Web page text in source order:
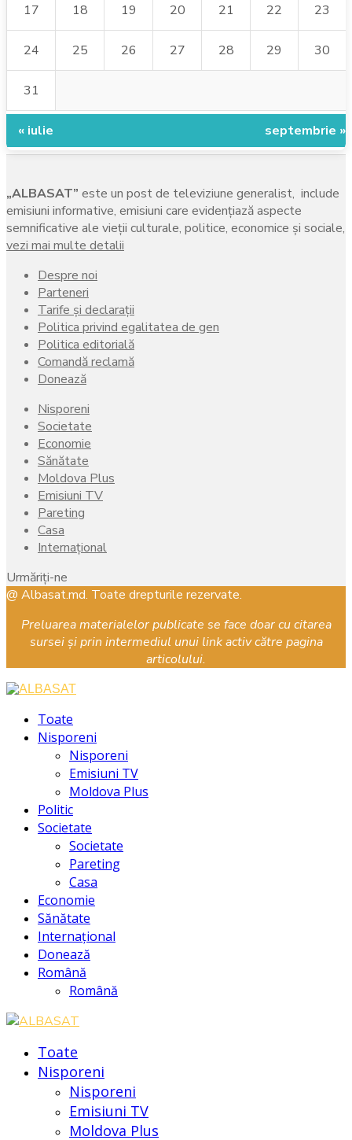
17 18 19 20 21 22 23
24 25 26 27 28 29 30
31
« iulie septembrie »
„ALBASAT” este un post de televiziune generalist, include
emisiuni informative, emisiuni care evidenţiază aspecte
semnificative ale vieţii culturale, politice, economice şi sociale,
vezi mai multe detalii
Despre noi
Parteneri
Tarife și declarații
Politica privind egalitatea de gen
Politica editorială
Comandă reclamă
Donează
Nisporeni
Societate
Economie
Sănătate
Moldova Plus
Emisiuni TV
Pareting
Casa
Internațional
Urmăriți-ne
Facebook
Instagram
Youtube
@ Albasat.md. Toate drepturile rezervate.
Preluarea materialelor publicate se face doar cu citarea
sursei și prin intermediul unui link activ către pagina
articolului.
Toate
Nisporeni
Nisporeni
Emisiuni TV
Moldova Plus
Politic
Societate
Societate
Pareting
Casa
Economie
Sănătate
Internațional
Donează
Română
Română
Toate
Nisporeni
Nisporeni
Emisiuni TV
Moldova Plus